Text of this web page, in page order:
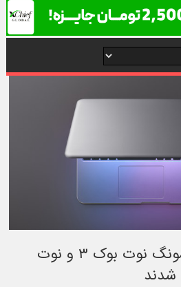
لپ تاپ های سامسونگ نوت بوک ۳ و نوت